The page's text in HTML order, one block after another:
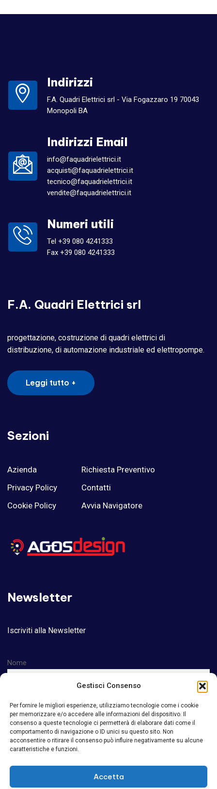
Gestisci Consenso
Per fornire le migliori esperienze, utilizziamo tecnologie come i cookie
per memorizzare e/o accedere alle informazioni del dispositivo. Il
consenso a queste tecnologie ci permetterà di elaborare dati come il
comportamento di navigazione o ID unici su questo sito. Non
acconsentire o ritirare il consenso può influire negativamente su alcune
caratteristiche e funzioni.
Accetta
Indirizzi
F.A. Quadri Elettrici srl - Via Fogazzaro 19 70043
Monopoli BA
Indirizzi Email
info@faquadrielettrici.it
acquisti@faquadrielettrici.it
tecnico@faquadrielettrici.it
vendite@faquadrielettrici.it
Numeri utili
Tel +39 080 4241333
Fax +39 080 4241333
F.A. Quadri Elettrici srl
progettazione, costruzione di quadri elettrici di
distribuzione, di automazione industriale ed elettropompe.
Leggi tutto +
Sezioni
Azienda
Privacy Policy
Cookie Policy
Richiesta Preventivo
Contatti
Avvia Navigatore
Newsletter
Iscriviti alla Newsletter
Nome
Email
Accetto la privacy policy